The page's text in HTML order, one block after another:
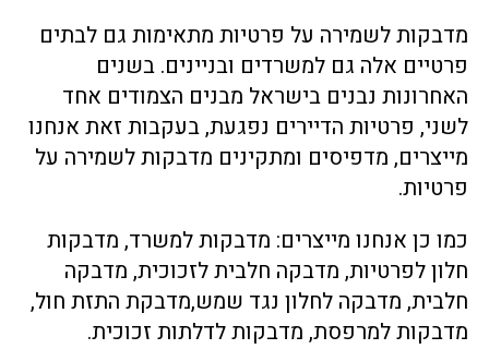
מדבקות לשמירה על פרטיות מתאימות גם לבתים
פרטיים אלה גם למשרדים ובניינים. בשנים
האחרונות נבנים בישראל מבנים הצמודים אחד
לשני, פרטיות הדיירים נפגעת, בעקבות זאת אנחנו
מייצרים, מדפיסים ומתקינים מדבקות לשמירה על
פרטיות.
כמו כן אנחנו מייצרים: מדבקות למשרד, מדבקות
חלון לפרטיות​, מדבקה חלבית לזכוכית, מדבקה
חלבית, ​ מדבקה לחלון נגד שמש,מדבקת התזת חול,
מדבקות למרפסת, מדבקות לדלתות זכוכית.